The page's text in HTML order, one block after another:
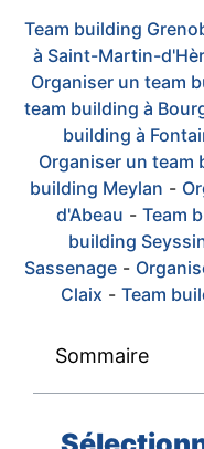
Team building
à Saint-Martin-
Organiser un team
team building à
building à
Organiser un team
building Meylan -
d'Abeau - Team
building
Sassenage -
Claix - Team
Sommaire